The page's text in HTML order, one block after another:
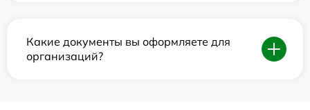
Какие документы вы оформляете для
организаций?